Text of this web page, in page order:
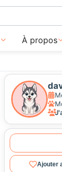
À propos
Ajouter